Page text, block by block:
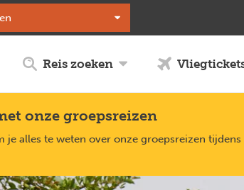
Reis zoeken
onze groepsreizen
je alles te weten over onze groepsreizen tijdens